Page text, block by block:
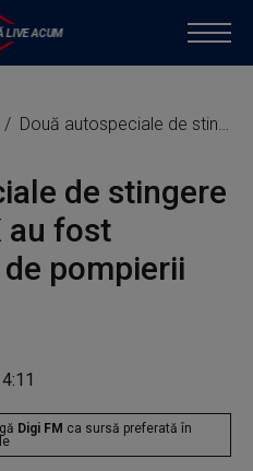
Două autospeciale de stingere din secolul XIX au fost recondiționate de pompierii din Alba Iulia
de stingere
au fost
pompierii
Digi FM ca sursă preferată în